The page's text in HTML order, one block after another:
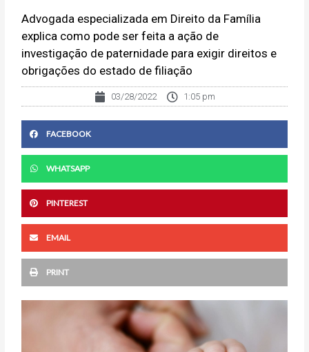
Advogada especializada em Direito da Família
explica como pode ser feita a ação de
investigação de paternidade para exigir direitos e
obrigações do estado de filiação
03/28/2022 1:05 pm
FACEBOOK
WHATSAPP
PINTEREST
EMAIL
PRINT